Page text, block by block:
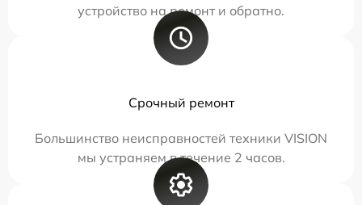
устройство на ремонт и обратно.
Срочный ремонт
Большинство неисправностей техники VISION
мы устраняем в течение 2 часов.